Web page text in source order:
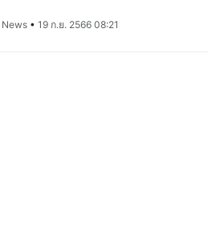
• 19 ก.ย. 2566 08:21